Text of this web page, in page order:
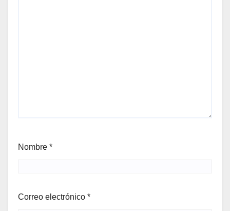
Nombre *
Correo electrónico *